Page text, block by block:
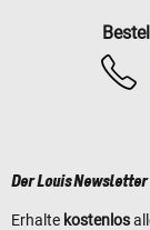
Der Louis Newsletter
Erhalte kostenlos